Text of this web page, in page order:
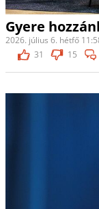
Gyere
2026. július 6. hétfő
31
15